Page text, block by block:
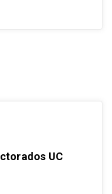
UC